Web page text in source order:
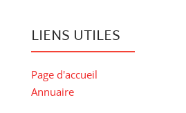
LIENS UTILES
Page d'accueil
Annuaire